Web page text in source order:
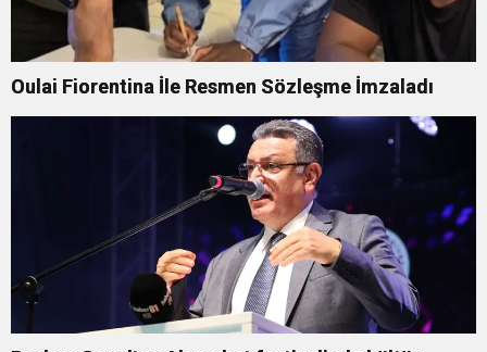
Oulai Fiorentina İle Resmen Sözleşme İmzaladı